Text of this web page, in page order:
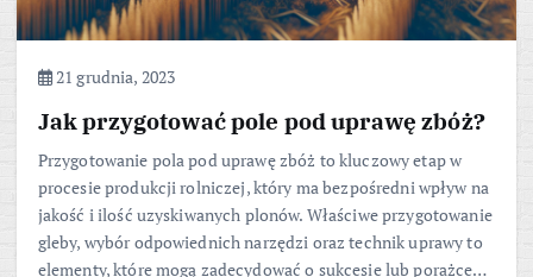
21 grudnia, 2023
Jak przygotować pole pod uprawę zbóż?
Przygotowanie pola pod uprawę zbóż to kluczowy etap w
procesie produkcji rolniczej, który ma bezpośredni wpływ na
jakość i ilość uzyskiwanych plonów. Właściwe przygotowanie
gleby, wybór odpowiednich narzędzi oraz technik uprawy to
elementy, które mogą zadecydować o sukcesie lub porażce…